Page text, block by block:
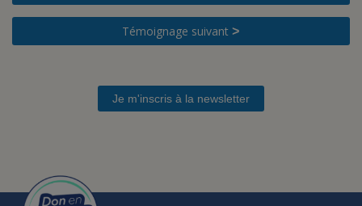
Témoignage suivant >
Je m'inscris à la newsletter